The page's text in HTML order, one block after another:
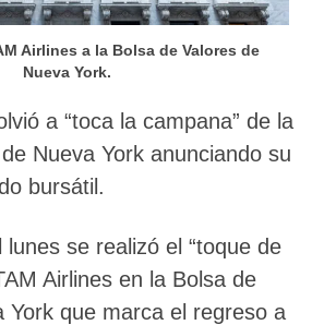
Airlines a la Bolsa de Valores de
Nueva York.
a “toca la campana” de la
Nueva York anunciando su
bursátil.
se realizó el “toque de
Airlines en la Bolsa de
York que marca el regreso a